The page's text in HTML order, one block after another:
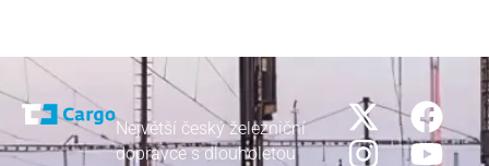
Největší český železniční
dopravce s dlouholetou